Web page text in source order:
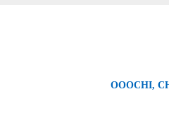
OOOCHI,